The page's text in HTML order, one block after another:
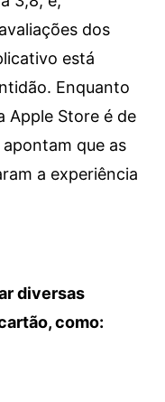
dos
está
Enquanto
Apple Store é de
que as
a experiência
diversas
como: